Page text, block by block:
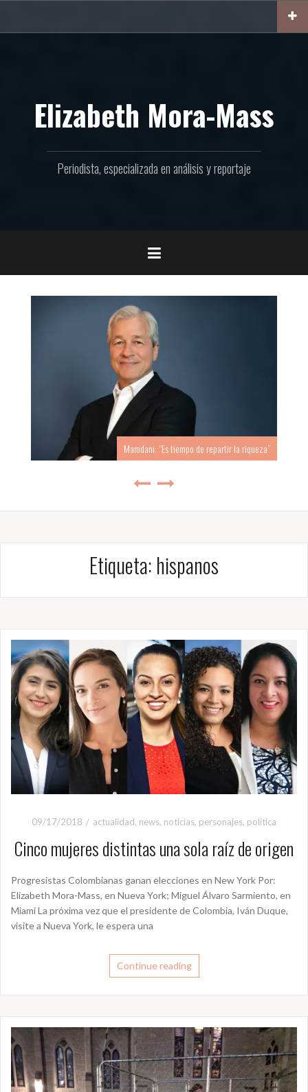
contenido
Elizabeth Mora-Mass
Periodista, especializada en análisis y reportaje
Mamdani: “Es tiempo de repartir la riqueza”
Etiqueta: hispanos
09/17/2018 actualidad, news, noticias, personajes, política
Cinco mujeres distintas una sola raíz de origen
Progresistas Colombianas ganan elecciones en New York Por:
Elizabeth Mora-Mass, en Nueva York; Miguel Álvaro Sarmiento, en
Miami La próxima vez que el presidente de Colombia, Iván Duque,
visite a Nueva York, le espera una
Continue reading